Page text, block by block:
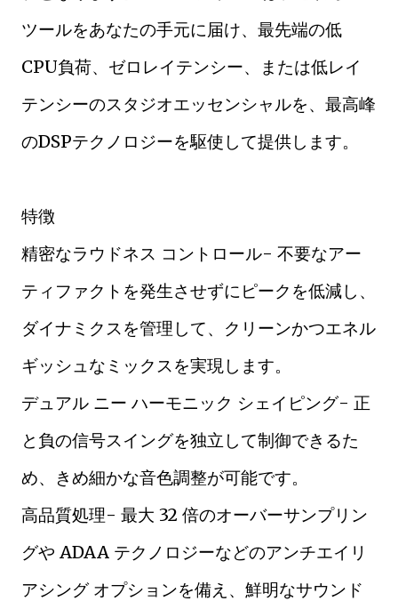
ツールをあなたの手元に届け、最先端の低
CPU負荷、ゼロレイテンシー、または低レイ
テンシーのスタジオエッセンシャルを、最高峰
のDSPテクノロジーを駆使して提供します。
特徴
精密なラウドネス コントロール- 不要なアー
ティファクトを発生させずにピークを低減し、
ダイナミクスを管理して、クリーンかつエネル
ギッシュなミックスを実現します。
デュアル ニー ハーモニック シェイピング- 正
と負の信号スイングを独立して制御できるた
め、きめ細かな音色調整が可能です。
高品質処理- 最大 32 倍のオーバーサンプリン
グや ADAA テクノロジーなどのアンチエイリ
アシング オプションを備え、鮮明なサウンド